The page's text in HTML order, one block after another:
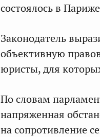
состоялось в
Законодатель
объективную
юристы, для
По словам
напряженная
на сопротивление